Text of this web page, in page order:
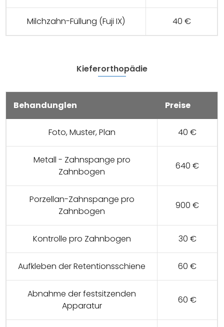
Milchzahn-Füllung (Fuji IX) 40 €
Kieferorthopädie
Behandunglen Preise
Foto, Muster, Plan 40 €
Metall - Zahnspange pro
Zahnbogen
640 €
Porzellan-Zahnspange pro
Zahnbogen
900 €
Kontrolle pro Zahnbogen 30 €
Aufkleben der Retentionsschiene 60 €
Abnahme der festsitzenden
Apparatur
60 €